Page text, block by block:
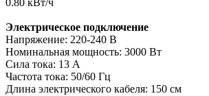
0.80 кВт/ч
Электрическое подключение
Напряжение: 220-240 В
Номинальная мощность: 3000 Вт
Сила тока: 13 A
Частота тока: 50/60 Гц
Длина электрического кабеля: 150 см